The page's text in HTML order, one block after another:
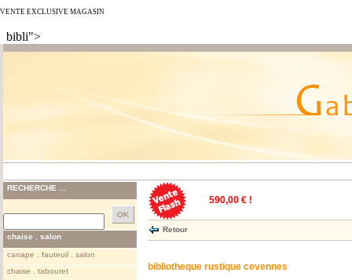
VENTE EXCLUSIVE MAGASIN
bibli">
RECHERCHE ...
chaise . salon
canape . fauteuil . salon
chaise . tabouret
590,00 € !
Retour
bibliotheque rustique cevennes